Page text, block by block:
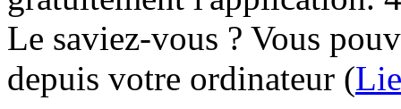
Le saviez-vous ? Vous
depuis votre ordinateur (